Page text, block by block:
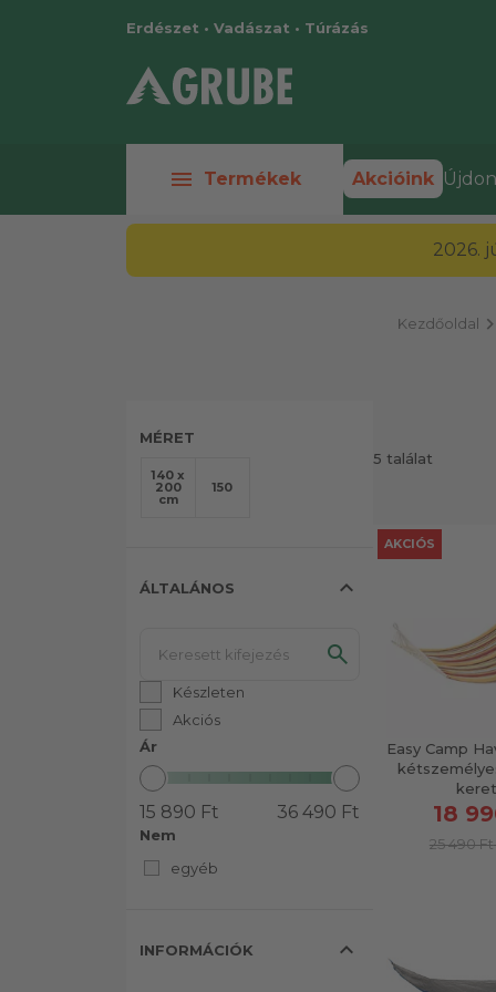
Erdészet • Vadászat • Túrázás
menu Termékek Akcióink
2026.
Kezdőoldal chevron_right
5 találat
Easy Camp
AKCIÓS
18
25 490 Ft
MÉRET
140 x
200
cm
150
ÁLTALÁNOS expand_less
Készleten
Akciós
Ár
15 890 Ft 36 490 Ft
Nem
egyéb
INFORMÁCIÓK expand_less